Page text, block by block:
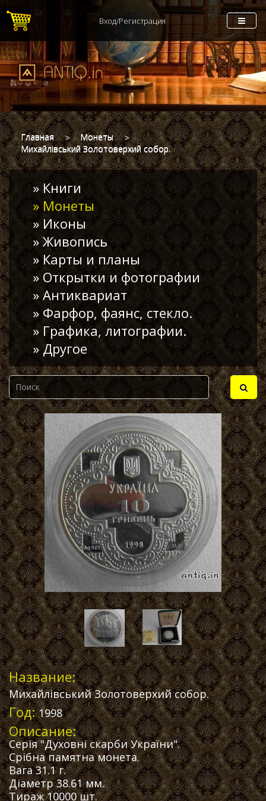
Вход/Регистрация
Главная
Монеты
Михайлівський Золотоверхий собор.
» Книги
» Монеты
» Иконы
» Живопись
» Карты и планы
» Открытки и фотографии
» Антиквариат
» Фарфор, фаянс, стекло.
» Графика, литографии.
» Другое
Название:
Михайлівський Золотоверхий собор.
Год:1998
Описание:
Серія "Духовні скарби України".
Срібна памятна монета.
Вага 31.1 г.
Діаметр 38.61 мм.
Тираж 10000 шт.